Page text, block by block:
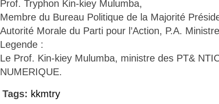
Prof. Tryphon Kin-kiey Mulumba,
Membre du Bureau Politique de la Majorité
Autorité Morale du Parti pour l’Action, P.A.
Legende :
Le Prof. Kin-kiey Mulumba, ministre des PT&
NUMERIQUE.
Tags: kkmtry